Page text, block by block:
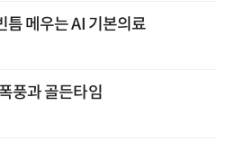
틈 메우는 AI 기본의료
풍과 골든타임